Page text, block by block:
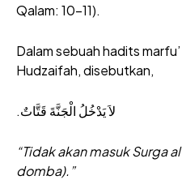
Qalam: 10-11).
Dalam sebuah hadits
Hudzaifah, disebutkan,
لاَ يَدْخُلُ الْجَنَّةَ قَتَّاتٌ.
“Tidak akan masuk Surga
domba).”